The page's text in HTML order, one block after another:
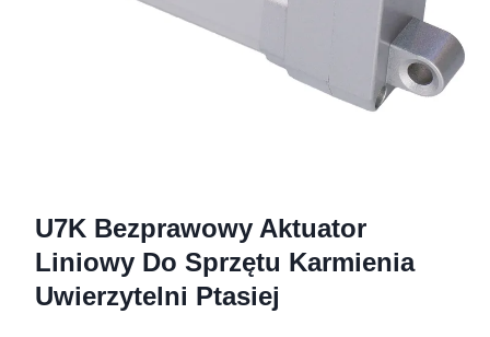
U7K Bezprawowy Aktuator
Liniowy Do Sprzętu Karmienia
Uwierzytelni Ptasiej